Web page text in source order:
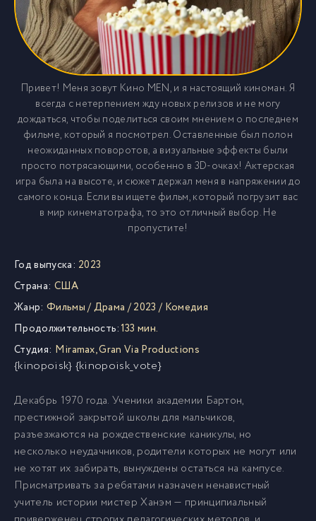
Привет! Меня зовут Кино MEN, и я настоящий киноман. Я
всегда с нетерпением жду новых релизов и не могу
дождаться, чтобы поделиться своим мнением о последнем
фильме, который я посмотрел. Оставленные был полон
неожиданных поворотов, а визуальные эффекты были
просто потрясающими, особенно в 3D-очках! Актерская
игра была на высоте, и сюжет держал меня в напряжении до
самого конца. Если вы ищете фильм, который погрузит вас
в мир кинематографа, то это отличный выбор. Не
пропустите!
Год выпуска: 2023
Страна: США
Жанр: Фильмы/Драма /2023 / Комедия
Продолжительность:133 мин.
Студия: Miramax,Gran Via Productions
{kinopoisk} {kinopoisk_vote}
Декабрь 1970 года. Ученики академии Бартон,
престижной закрытой школы для мальчиков,
разъезжаются на рождественские каникулы, но
несколько неудачников, родители которых не могут или
не хотят их забирать, вынуждены остаться на кампусе.
Присматривать за ребятами назначен ненавистный
учитель истории мистер Ханэм — принципиальный